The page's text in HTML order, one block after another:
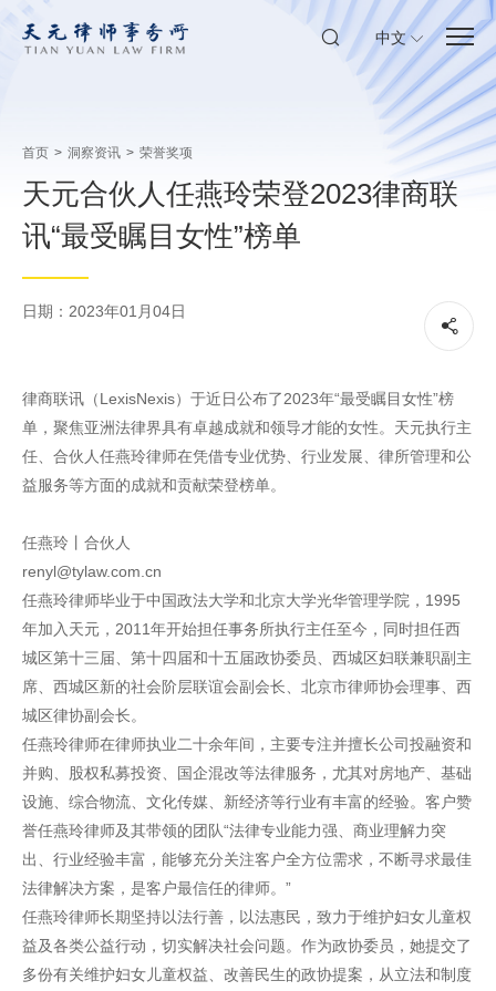
中文
首页 > 洞察资讯 > 荣誉奖项
天元合伙人任燕玲荣登2023律商联
讯“最受瞩目女性”榜单
日期：2023年01月04日
律商联讯（LexisNexis）于近日公布了2023年“最受瞩目女性”榜
单，聚焦亚洲法律界具有卓越成就和领导才能的女性。天元执行主
任、合伙人任燕玲律师在凭借专业优势、行业发展、律所管理和公
益服务等方面的成就和贡献荣登榜单。
任燕玲丨合伙人
renyl@tylaw.com.cn
任燕玲律师毕业于中国政法大学和北京大学光华管理学院，1995
年加入天元，2011年开始担任事务所执行主任至今，同时担任西
城区第十三届、第十四届和十五届政协委员、西城区妇联兼职副主
席、西城区新的社会阶层联谊会副会长、北京市律师协会理事、西
城区律协副会长。
任燕玲律师在律师执业二十余年间，主要专注并擅长公司投融资和
并购、股权私募投资、国企混改等法律服务，尤其对房地产、基础
设施、综合物流、文化传媒、新经济等行业有丰富的经验。客户赞
誉任燕玲律师及其带领的团队“法律专业能力强、商业理解力突
出、行业经验丰富，能够充分关注客户全方位需求，不断寻求最佳
法律解决方案，是客户最信任的律师。”
任燕玲律师长期坚持以法行善，以法惠民，致力于维护妇女儿童权
益及各类公益行动，切实解决社会问题。作为政协委员，她提交了
多份有关维护妇女儿童权益、改善民生的政协提案，从立法和制度